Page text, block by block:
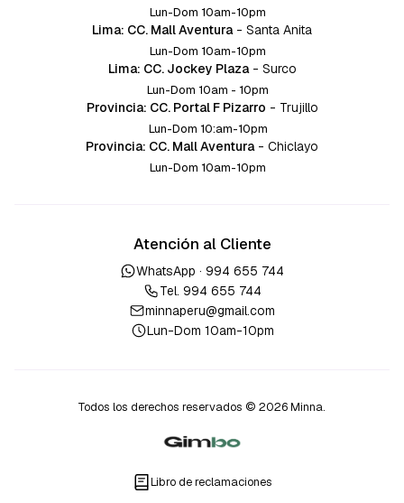
Lun-Dom 10am-10pm
Lima: CC. Mall Aventura - Santa Anita
Lun-Dom 10am-10pm
Lima: CC. Jockey Plaza - Surco
Lun-Dom 10am - 10pm
Provincia: CC. Portal F Pizarro - Trujillo
Lun-Dom 10:am-10pm
Provincia: CC. Mall Aventura - Chiclayo
Lun-Dom 10am-10pm
Atención al Cliente
WhatsApp · 994 655 744
Tel. 994 655 744
minnaperu@gmail.com
Lun-Dom 10am-10pm
Todos los derechos reservados © 2026 Minna.
Libro de reclamaciones